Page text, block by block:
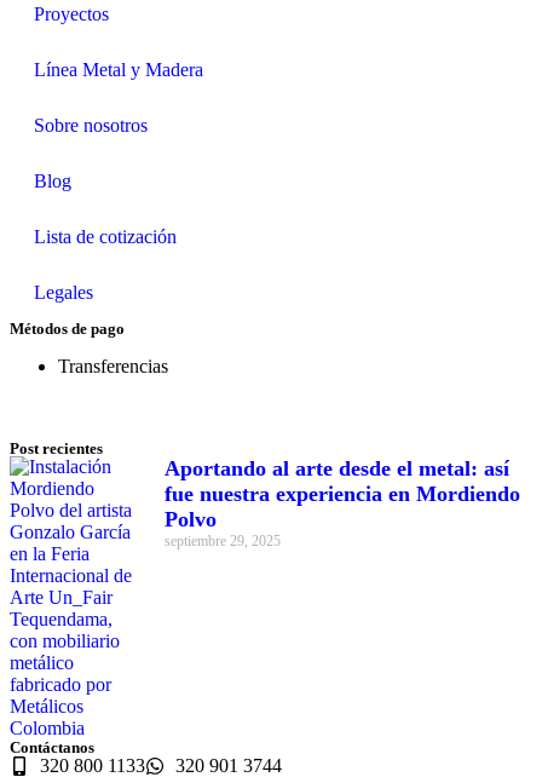
Proyectos
Línea Metal y Madera
Sobre nosotros
Blog
Lista de cotización
Legales
Métodos de pago
Transferencias
Post recientes
Aportando al arte desde el metal: así
fue nuestra experiencia en Mordiendo
Polvo
septiembre 29, 2025
Contáctanos
320 800 1133
320 901 3744